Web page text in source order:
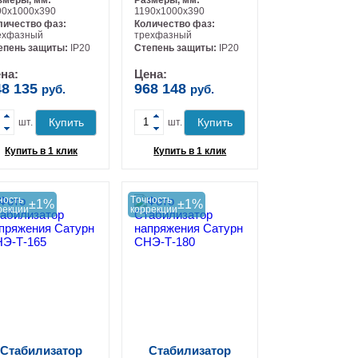
фаз:
защиты: IP20
135 руб.
+
шт. Купить
Купить в 1 клик
1190х1000х390
Количество фаз:
трехфазный
Степень защиты: IP20
Цена:
968 148 руб.
-
+
шт. Купить
Купить в 1 клик
±1%
Стабилизатор
Tочность
коррекции±1%
Стабилизатор